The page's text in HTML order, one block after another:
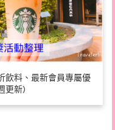
飲料、最新會員專屬優
更新)